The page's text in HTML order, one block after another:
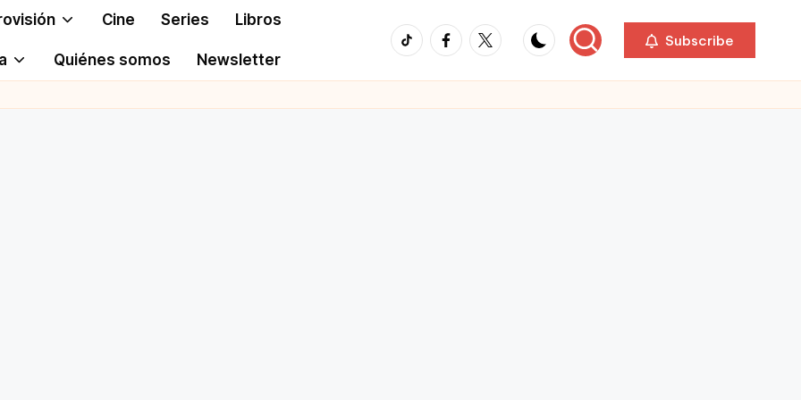
Cine Series Libros
Quiénes somos Newsletter
TikTokFacebook
Twitter Subscribe